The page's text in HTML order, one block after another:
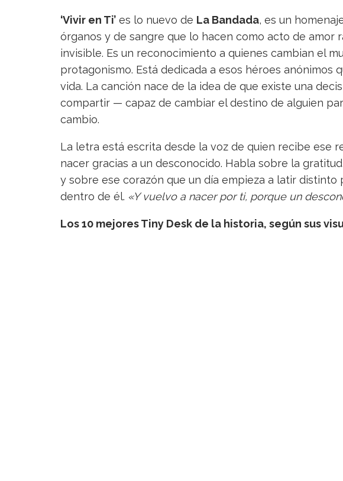
‘Vivir en Ti’ es lo nuevo de La Bandada, es un
órganos y de sangre que lo hacen como acto de amor
invisible. Es un reconocimiento a quienes cambian el
protagonismo. Está dedicada a esos héroes anónimos
vida. La canción nace de la idea de que existe una
compartir — capaz de cambiar el destino de alguien
cambio.
La letra está escrita desde la voz de quien recibe ese
nacer gracias a un desconocido. Habla sobre la
y sobre ese corazón que un día empieza a latir
dentro de él. «Y vuelvo a nacer por ti, porque un
Los 10 mejores Tiny Desk de la historia, según sus